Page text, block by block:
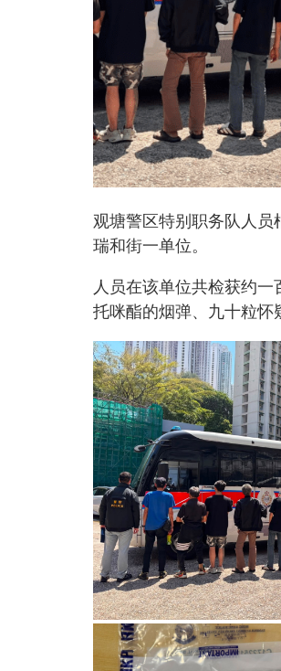
观塘警区特别职务队人员
瑞和街一单位。
人员在该单位共检获约
托咪酯的烟弹、九十粒怀